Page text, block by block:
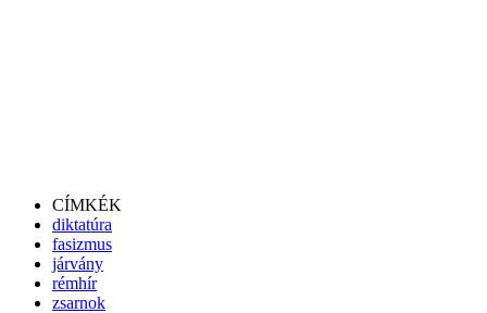
CÍMKÉK
diktatúra
fasizmus
járvány
rémhír
zsarnok